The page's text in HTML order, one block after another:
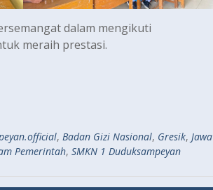
dalam mengikuti
meraih prestasi.
, Badan Gizi Nasional, Gresik, Jawa
Pemerintah, SMKN 1 Duduksampeyan